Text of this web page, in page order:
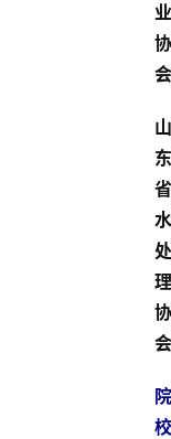
业
协
会
山
东
省
水
处
理
协
会
院
校